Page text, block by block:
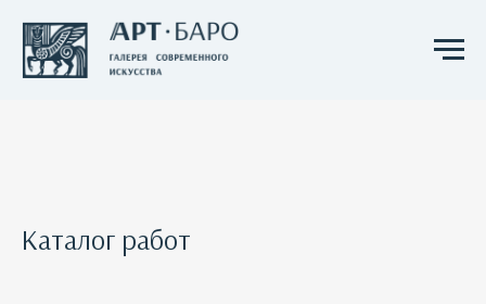
Каталог работ